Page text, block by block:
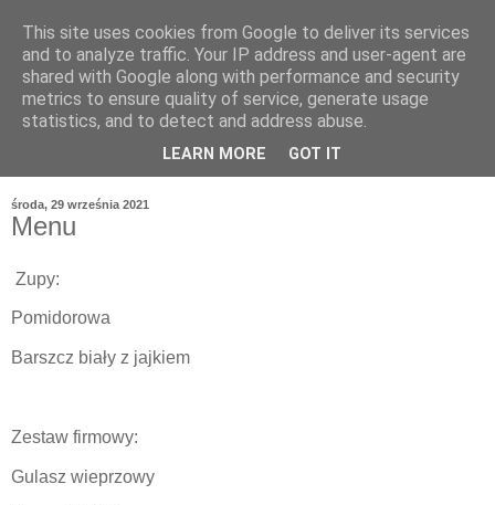
środa, 29 września 2021
Menu
Zupy:
Pomidorowa
Barszcz biały z jajkiem
Zestaw firmowy:
Gulasz wieprzowy
This site uses cookies from Google to deliver its services
and to analyze traffic. Your IP address and user-agent are
shared with Google along with performance and security
metrics to ensure quality of service, generate usage
statistics, and to detect and address abuse.
LEARN MORE GOT IT